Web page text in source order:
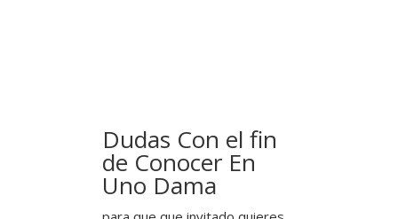
Dudas Con el fin
de Conocer En
Uno Dama